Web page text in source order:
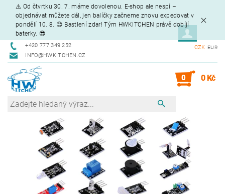
⚠️ Od čtvrtku 30. 7. máme dovolenou. E-shop ale nespí –
objednávat můžete dál, jen balíčky začneme znovu expedovat v
pondělí 10. 8. 😊 Bastlení zdar! Tým HWKITCHEN právě dobíjí
baterky. 😎
+420 777 349 252
INFO@HWKITCHEN.CZ
CZK EUR
0 0 Kč